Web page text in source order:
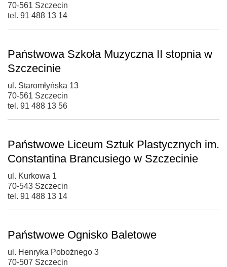
70-561 Szczecin
tel. 91 488 13 14
Państwowa Szkoła Muzyczna II stopnia w
Szczecinie
ul. Staromłyńska 13
70-561 Szczecin
tel. 91 488 13 56
Państwowe Liceum Sztuk Plastycznych im.
Constantina Brancusiego w Szczecinie
ul. Kurkowa 1
70-543 Szczecin
tel. 91 488 13 14
Państwowe Ognisko Baletowe
ul. Henryka Pobożnego 3
70-507 Szczecin